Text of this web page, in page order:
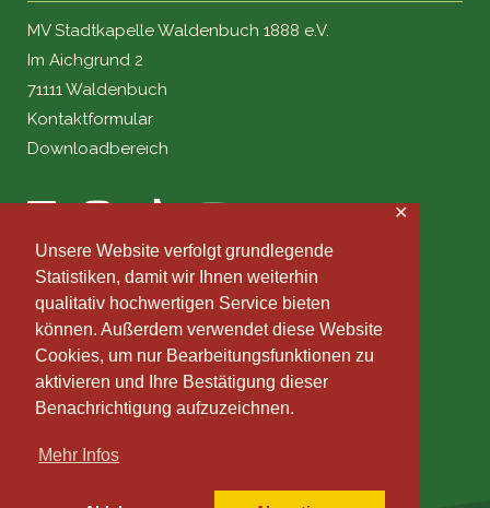
Unsere Website verfolgt grundlegende
Statistiken, damit wir Ihnen weiterhin
qualitativ hochwertigen Service bieten
können. Außerdem verwendet diese Website
Cookies, um nur Bearbeitungsfunktionen zu
aktivieren und Ihre Bestätigung dieser
Benachrichtigung aufzuzeichnen.
Mehr Infos
✕
MV Stadtkapelle Waldenbuch 1888 e.V.
Im Aichgrund 2
71111 Waldenbuch
Kontaktformular
Downloadbereich